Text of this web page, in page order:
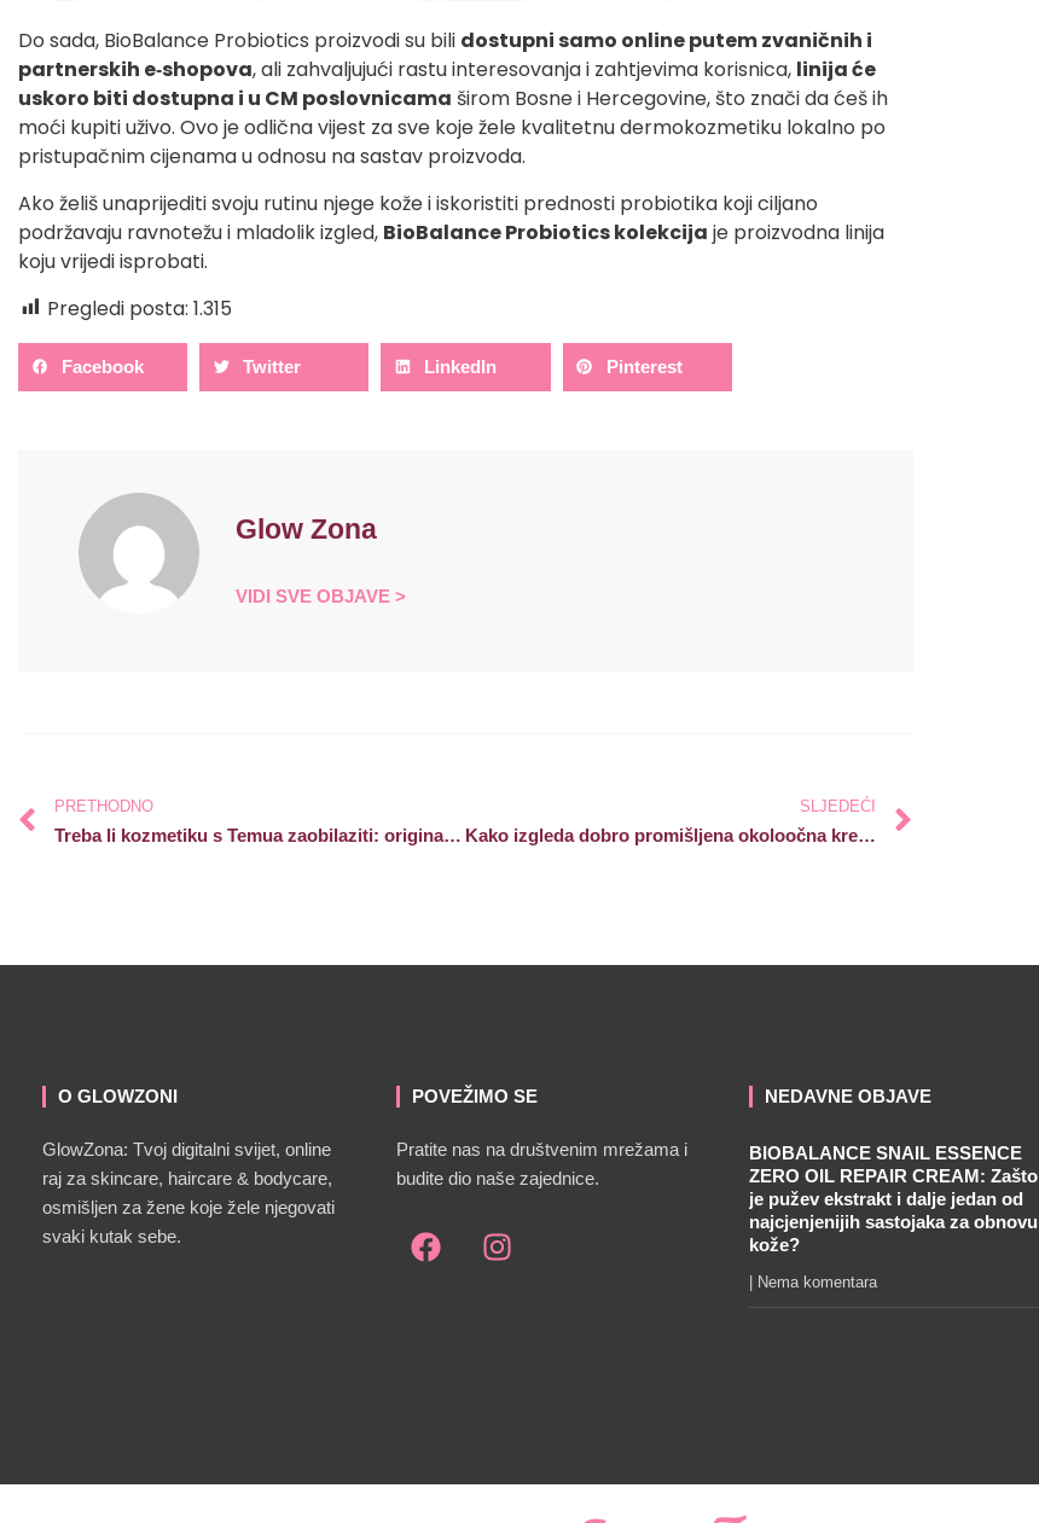
Do sada, BioBalance Probiotics proizvodi su bili dostupni samo online putem zvaničnih i
partnerskih e‑shopova, ali zahvaljujući rastu interesovanja i zahtjevima korisnica, linija će
uskoro biti dostupna i u CM poslovnicama širom Bosne i Hercegovine, što znači da ćeš ih
moći kupiti uživo. Ovo je odlična vijest za sve koje žele kvalitetnu dermokozmetiku lokalno po
pristupačnim cijenama u odnosu na sastav proizvoda.
Ako želiš unaprijediti svoju rutinu njege kože i iskoristiti prednosti probiotika koji ciljano
podržavaju ravnotežu i mladolik izgled, BioBalance Probiotics kolekcija je proizvodna linija
koju vrijedi isprobati.
Pregledi posta: 1.315
Facebook Twitter LinkedIn Pinterest
Glow Zona
VIDI SVE OBJAVE >
PRETHODNO
Treba li kozmetiku s Temua zaobilaziti: original ili kopija i koje su stvarne opasnosti?
SLJEDEĆI
Kako izgleda dobro promišljena okoloočna krema?
O GLOWZONI
GlowZona: Tvoj digitalni svijet, online
raj za skincare, haircare & bodycare,
osmišljen za žene koje žele njegovati
svaki kutak sebe.
POVEŽIMO SE
Pratite nas na društvenim mrežama i
budite dio naše zajednice.
NEDAVNE OBJAVE
BIOBALANCE SNAIL ESSENCE
ZERO OIL REPAIR CREAM: Zašto
je pužev ekstrakt i dalje jedan od
najcjenjenijih sastojaka za obnovu
kože?
Nema komentara